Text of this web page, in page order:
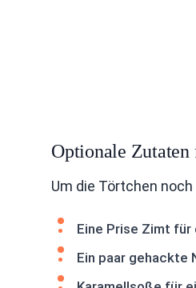
Optionale Zutaten
Um die Törtchen
Eine Prise Zimt für
Ein paar gehackte